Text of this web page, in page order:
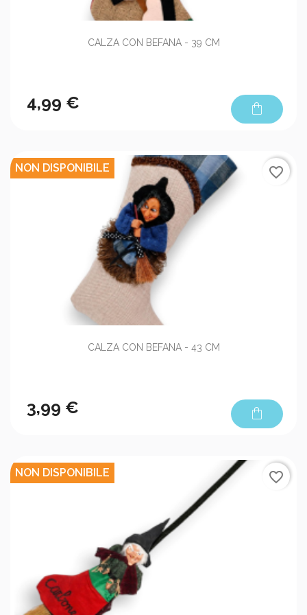
CALZA CON BEFANA - 39 CM
4,99 € shopping_bag
CALZA CON BEFANA - 43 CM
3,99 € shopping_bag
NON DISPONIBILE favorite_border
NON DISPONIBILE favorite_border